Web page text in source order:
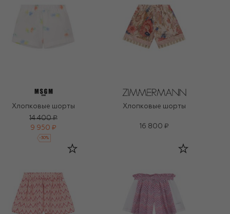
Хлопковые шорты
14 400 ₽
9 950 ₽
-30%
Хлопковые шорты
16 800 ₽